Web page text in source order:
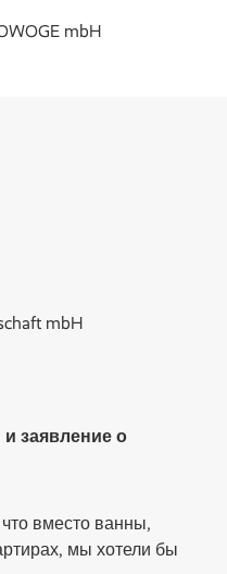
mbH
mbH
заявление о
вместо ванны,
мы хотели бы